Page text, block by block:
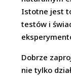
Istotne jest
testów i
Dobrze
nie tylko